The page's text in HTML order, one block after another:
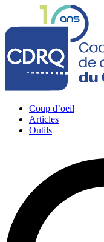
Coup d’oeil
Articles
Outils